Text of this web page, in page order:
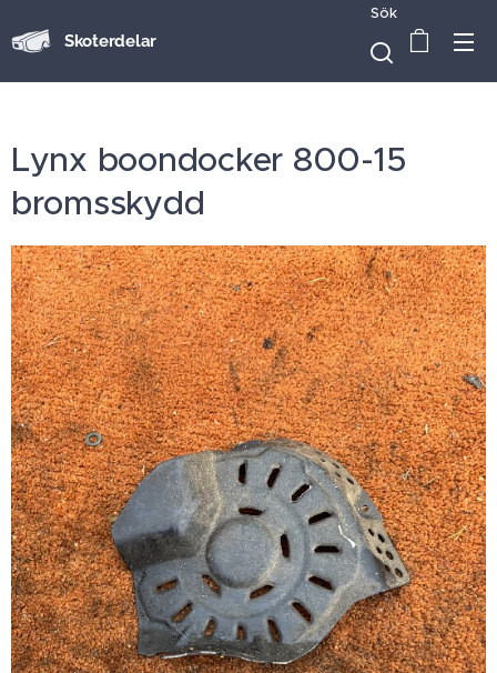
Skoterdelar
Sök
Lynx boondocker 800-15
bromsskydd